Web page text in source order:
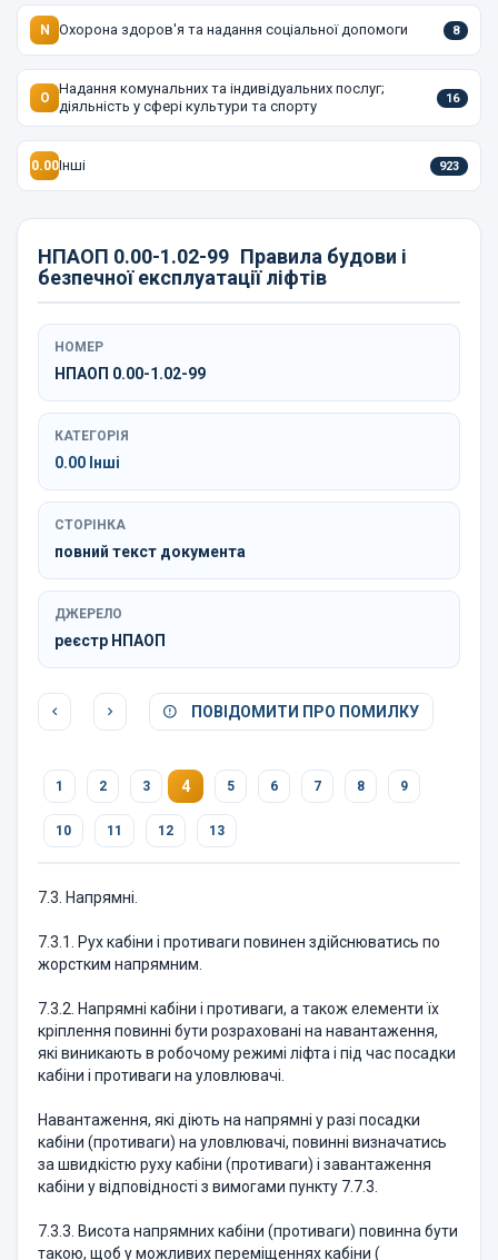
N Охорона здоров'я та надання соціальної допомоги 8
O
Надання комунальних та індивідуальних послуг;
діяльність у сфері культури та спорту
16
0.00Інші 923
НПАОП 0.00-1.02-99 Правила будови і
безпечної експлуатації ліфтів
НОМЕР
НПАОП 0.00-1.02-99
КАТЕГОРІЯ
0.00 Інші
СТОРІНКА
повний текст документа
ДЖЕРЕЛО
реєстр НПАОП
ПОВІДОМИТИ ПРО ПОМИЛКУ
1 2 3 4 5 6 7 8 9
10 11 12 13
7.3. Напрямні.
7.3.1. Рух кабіни і противаги повинен здійснюватись по
жорстким напрямним.
7.3.2. Напрямні кабіни і противаги, а також елементи їх
кріплення повинні бути розраховані на навантаження,
які виникають в робочому режимі ліфта і під час посадки
кабіни і противаги на уловлювачі.
Навантаження, які діють на напрямні у разі посадки
кабіни (противаги) на уловлювачі, повинні визначатись
за швидкістю руху кабіни (противаги) і завантаження
кабіни у відповідності з вимогами пункту 7.7.3.
7.3.3. Висота напрямних кабіни (противаги) повинна бути
такою, щоб у можливих переміщеннях кабіни (